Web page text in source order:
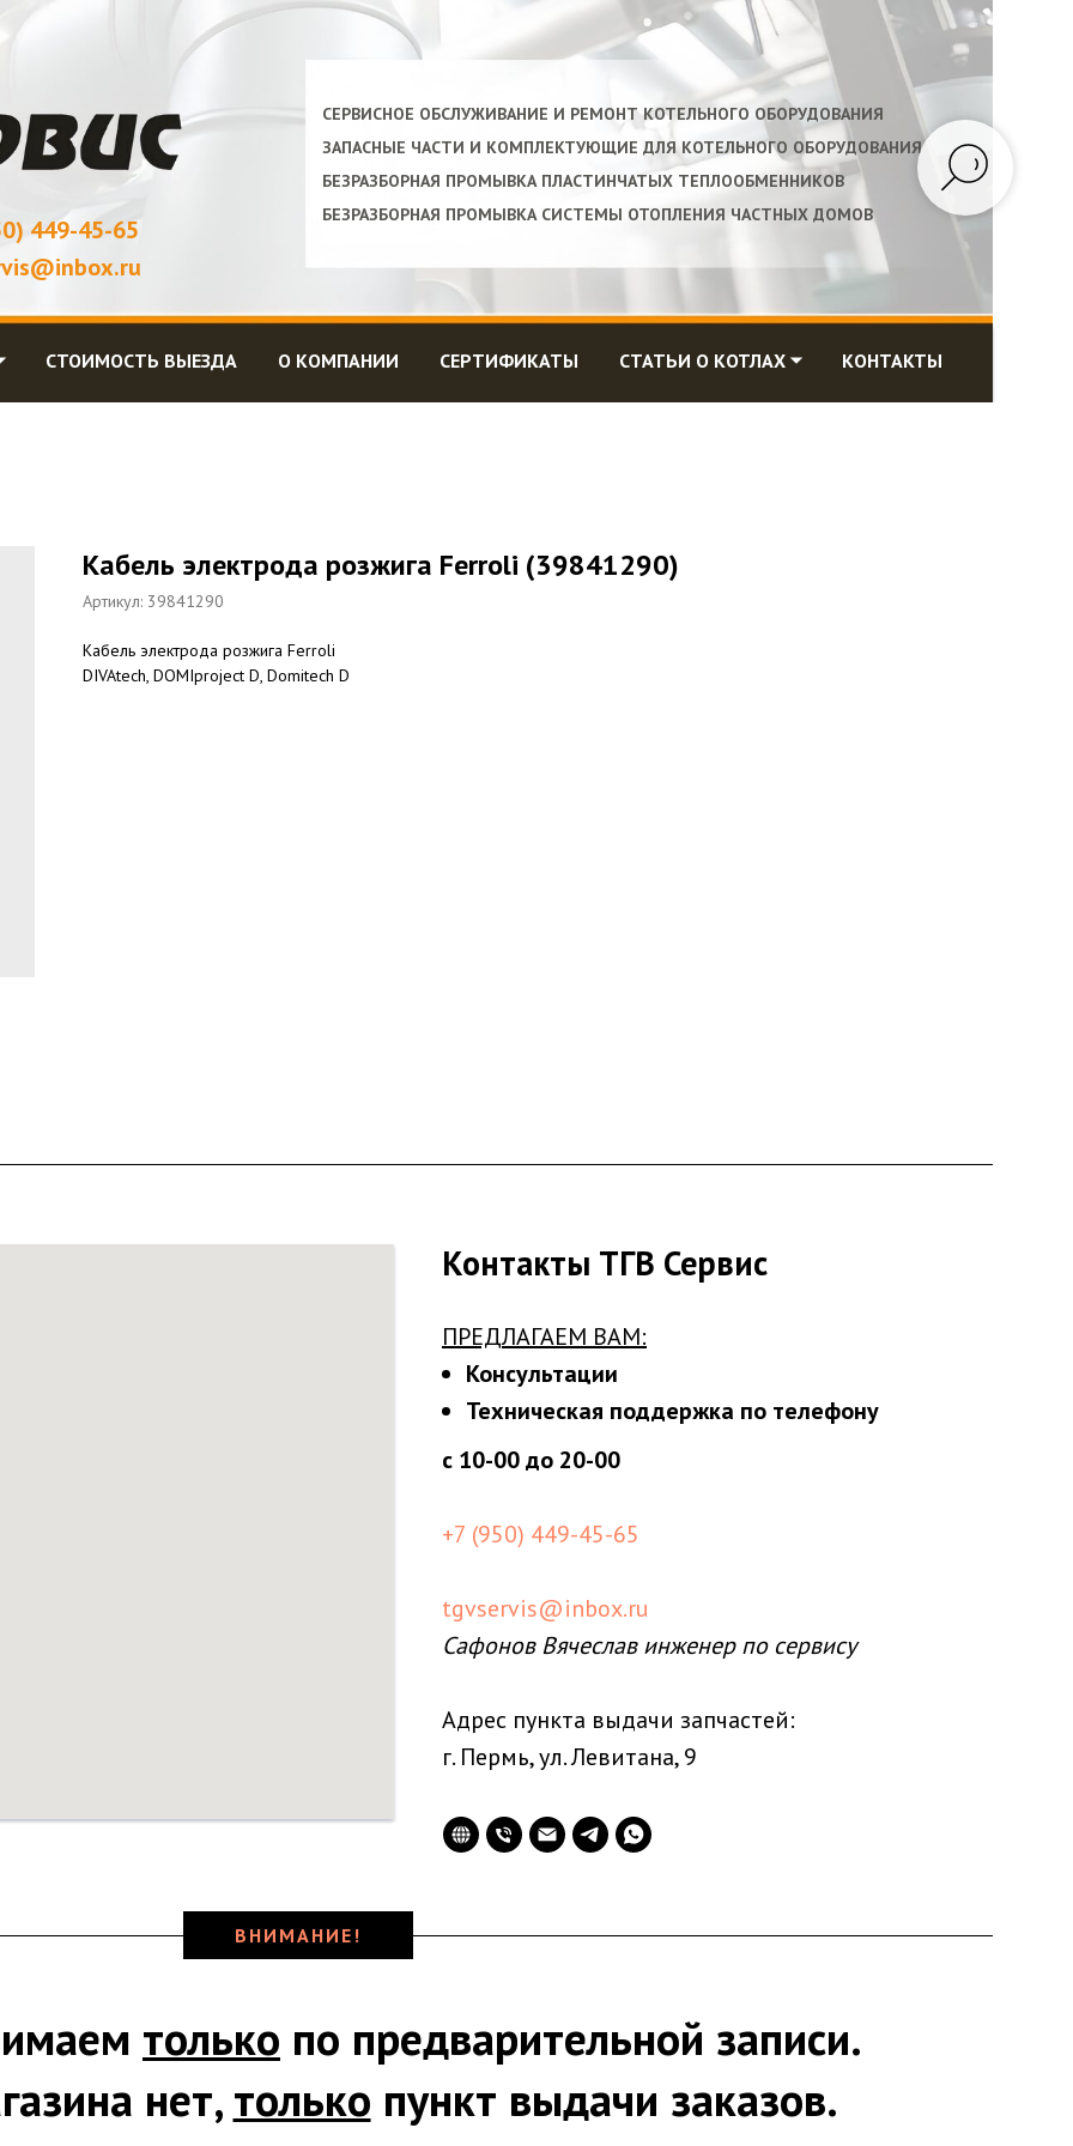
449-45-65
СЕРВИСНОЕ ОБСЛУЖИВАНИЕ И РЕМОНТ КОТЕЛЬНОГО ОБОРУДОВАНИЯ
ЗАПАСНЫЕ ЧАСТИ И КОМПЛЕКТУЮЩИЕ ДЛЯ КОТЕЛЬНОГО ОБОРУДОВАНИЯ
БЕЗРАЗБОРНАЯ ПРОМЫВКА ПЛАСТИНЧАТЫХ ТЕПЛООБМЕННИКОВ
БЕЗРАЗБОРНАЯ ПРОМЫВКА СИСТЕМЫ ОТОПЛЕНИЯ ЧАСТНЫХ ДОМОВ
СТОИМОСТЬ ВЫЕЗДА О КОМПАНИИ СЕРТИФИКАТЫ СТАТЬИ О КОТЛАХ ⏷ КОНТАКТЫ
Кабель электрода розжига Ferroli (39841290)
Артикул: 39841290
Кабель электрода розжига Ferroli
DIVAtech, DOMIproject D, Domitech D
Контакты ТГВ Сервис
ПРЕДЛАГАЕМ ВАМ:
Консультации
Техническая поддержка по телефону
с 10-00 до 20-00
+7 (950) 449-45-65
tgvservis@inbox.ru
Сафонов Вячеслав инженер по сервису
Адрес пункта выдачи запчастей:
г. Пермь, ул. Левитана, 9
ВНИМАНИЕ!
только по предварительной записи.
нет, только пункт выдачи заказов.